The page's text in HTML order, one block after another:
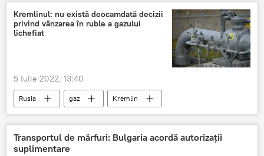
Kremlinul: nu există deocamdată decizii
privind vânzarea în ruble a gazului
lichefiat
5 Iulie 2022, 13:40
Rusia gaz Kremlin
Transportul de mărfuri: Bulgaria acordă autorizații
suplimentare